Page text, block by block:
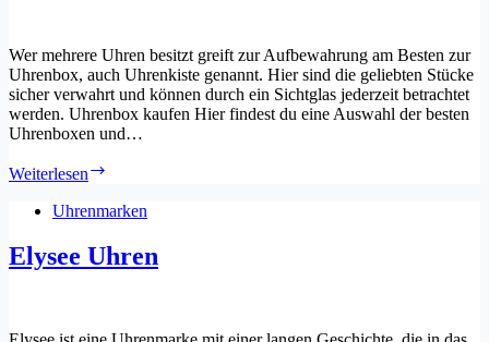
Wer mehrere Uhren besitzt greift zur Aufbewahrung am Besten zur
Uhrenbox, auch Uhrenkiste genannt. Hier sind die geliebten Stücke
sicher verwahrt und können durch ein Sichtglas jederzeit betrachtet
werden. Uhrenbox kaufen Hier findest du eine Auswahl der besten
Uhrenboxen und…
Weiterlesen
Uhrenkasten
Uhrenmarken
Elysee Uhren